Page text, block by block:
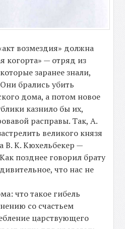
возмездия» должна
когорта» — отряд из
заранее знали,
брались убить
дома, а потом новое
казнило бы их,
расправы. Так, А.
великого князя
В. К. Кюхельбекер —
позднее говорил брату
что нас не
что такое гибель
со счастьем
царствующего